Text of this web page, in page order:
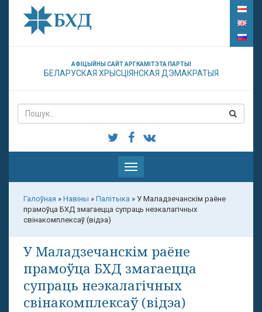
АФІЦЫЙНЫ САЙТ АРГКАМІТЭТА ПАРТЫІ
БЕЛАРУСКАЯ ХРЫСЦІЯНСКАЯ ДЭМАКРАТЫЯ
Паказаць
меню
Галоўная » Навіны » Палітыка » У Маладзечанскім раёне
прамоўца БХД змагаецца супраць неэкалагічных
свінакомплексаў (відэа)
У Маладзечанскім раёне
прамоўца БХД змагаецца
супраць неэкалагічных
свінакомплексаў (відэа)